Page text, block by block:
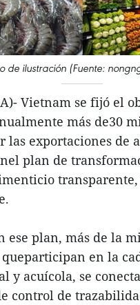
de ilustración (Fuente:
Vietnam se fijó el
más de30
las exportaciones de
plan de
ese plan, más de la
queparticipan en la
y acuícola, se
control de